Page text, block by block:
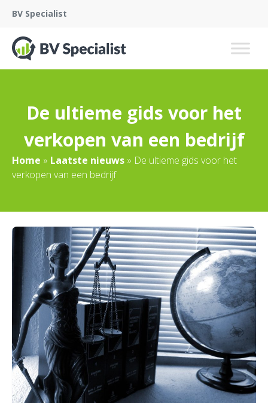
BV Specialist
De ultieme gids voor het
verkopen van een bedrijf
Home » Laatste nieuws » De ultieme gids voor het
verkopen van een bedrijf